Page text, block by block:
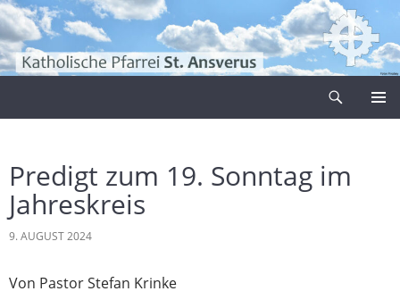
Zum
Inhalt
springen
Predigt zum 19. Sonntag im
Jahreskreis
9. AUGUST 2024
Von Pastor Stefan Krinke